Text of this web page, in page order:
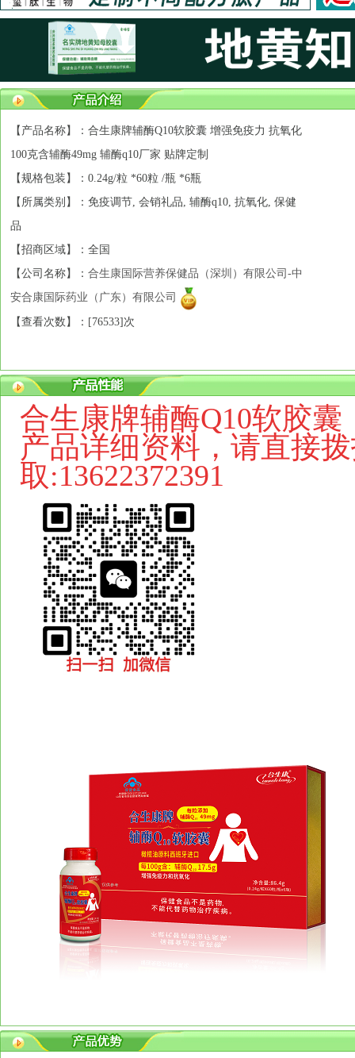
【产品名称】：合生康牌辅酶Q10软胶囊 增强免疫力 抗氧化
100克含辅酶49mg 辅酶q10厂家 贴牌定制
【规格包装】：0.24g/粒 *60粒 /瓶 *6瓶
【所属类别】：免疫调节, 会销礼品, 辅酶q10, 抗氧化, 保健
品
【招商区域】：全国
【公司名称】： 合生康国际营养保健品（深圳）有限公司-中
安合康国际药业（广东）有限公司
【查看次数】：[76533]次
合生康牌辅酶Q10软胶囊
产品详细资料，请直接
取:13622372391